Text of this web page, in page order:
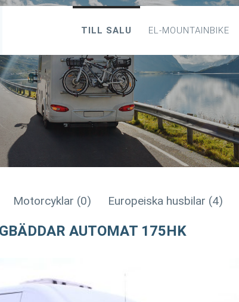
TILL SALU EL-MOUNTAINBIKE
Motorcyklar (0) Europeiska husbilar (4)
AUTOMAT 175HK